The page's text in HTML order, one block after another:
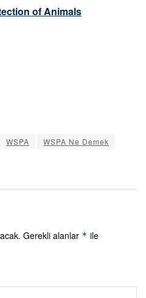
of Animals
WSPA
WSPA Ne Demek
Gerekli alanlar * ile